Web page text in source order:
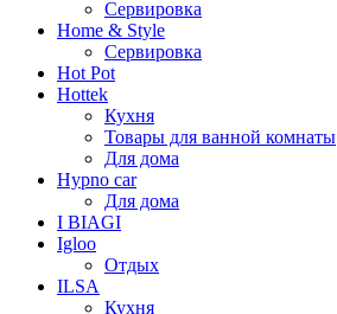
Сервировка
Home & Style
Сервировка
Hot Pot
Hottek
Кухня
Товары для ванной комнаты
Для дома
Hypno car
Для дома
I BIAGI
Igloo
Отдых
ILSA
Кухня